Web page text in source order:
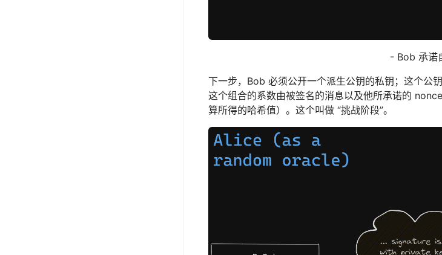
- Bob 承诺
下一步，Bob 必须公开一个派生公钥的私钥；这个公
这个组合的系数由被签名的消息以及他所承诺的
算所得的哈希值）。这个叫做 “挑战阶段”。